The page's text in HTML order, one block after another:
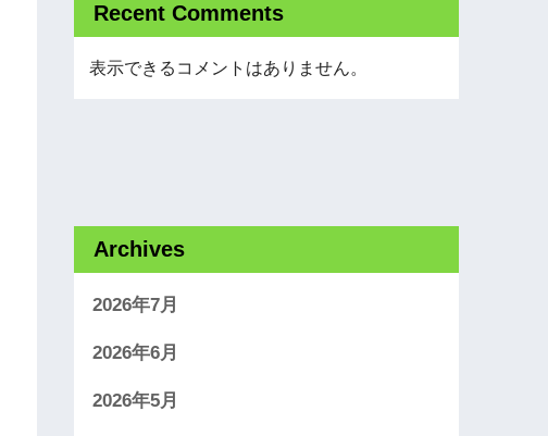
Recent Comments
表示できるコメントはありません。
Archives
2026年7月
2026年6月
2026年5月